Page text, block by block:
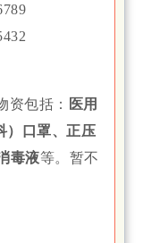
资包括：
医用
）口罩、正压
毒液等。暂不
。